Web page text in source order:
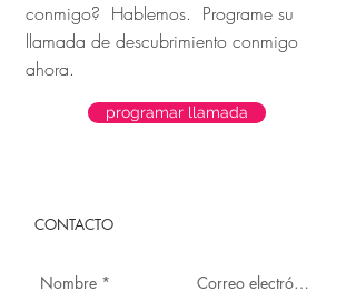
conmigo? Hablemos. Programe su
llamada de descubrimiento conmigo
ahora.
programar llamada
CONTACTO